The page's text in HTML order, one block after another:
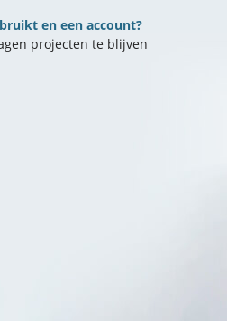
en een account?
projecten te blijven